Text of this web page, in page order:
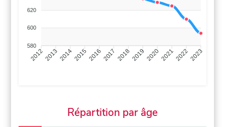
620
600
580
201220132014201520162017 20182019 2020202120222023
Répartition par âge